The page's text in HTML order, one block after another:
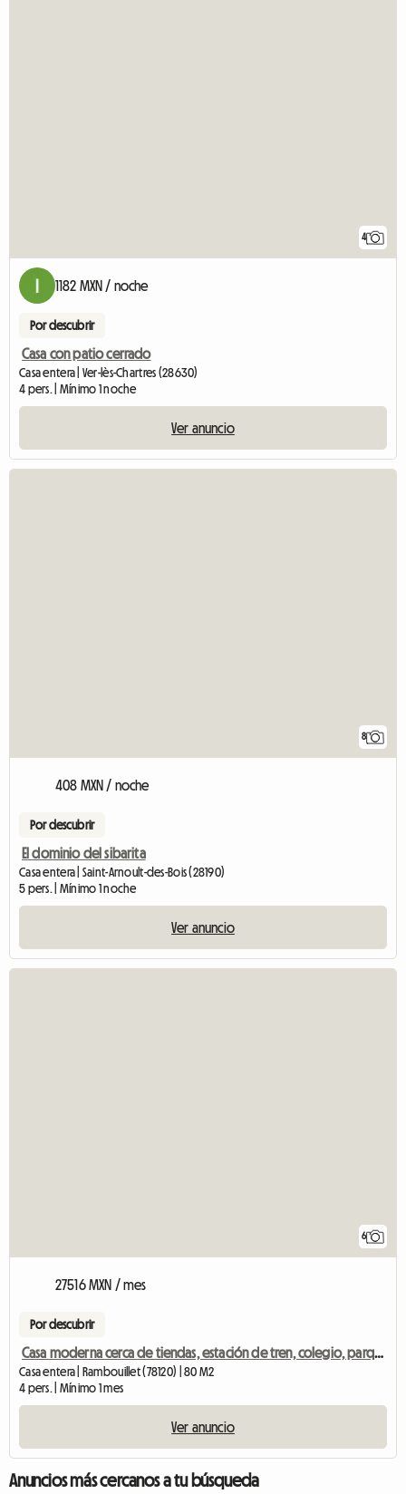
4
1182 MXN / noche
Por descubrir
Casa con patio cerrado
Casa entera | Ver-lès-Chartres (28630)
4 pers. | Mínimo 1 noche
Ver anuncio
8
408 MXN / noche
Por descubrir
El dominio del sibarita
Casa entera | Saint-Arnoult-des-Bois (28190)
5 pers. | Mínimo 1 noche
Ver anuncio
6
27516 MXN / mes
Por descubrir
Casa moderna cerca de tiendas, estación de tren, colegio, parque.
Casa entera | Rambouillet (78120) | 80 M2
4 pers. | Mínimo 1 mes
Ver anuncio
Anuncios más cercanos a tu búsqueda